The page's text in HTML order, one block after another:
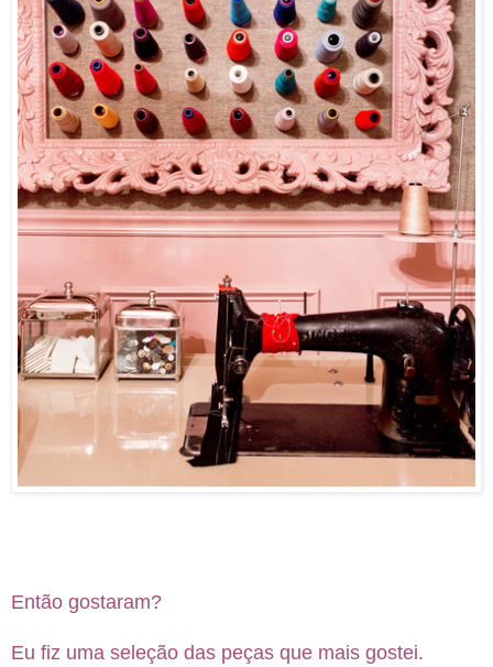
Então gostaram?
Eu fiz uma seleção das peças que mais gostei.